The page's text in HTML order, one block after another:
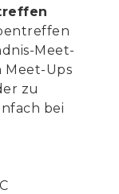
Meet-
Meet-Ups
zu
bei